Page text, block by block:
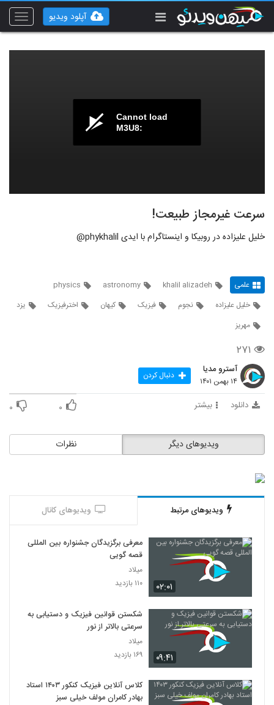
Toggle
آپلود ویدیو
Cannot load
M3U8:
سرعت غیرمجاز طبیعت!
خلیل علیزاده در روبیکا و اینستاگرام با ایدی phykhalil@
علمی khalil alizadeh
astronomy
physics
خلیل علیزاده
نجوم فیزیک کیهان اخترفیزیک
یزد
مهریز
۲۷۱
آسترو مدیا
۱۴ بهمن ۱۴۰۱ دنبال کردن
دانلود بیشتر ۰ ۰
نظرات ویدیوهای دیگر
ویدیوهای مرتبط ویدیوهای کانال
۰۲:۰۱
معرفی برگزیدگان جشنواره بین المللی
قصه گویی
میلاد
۱۱۰ بازدید
۰۹:۴۱
شکستن قوانین فیزیک و دستیابی به
سرعتی بالاتر از نور
میلاد
۱۶۹ بازدید
کلاس آنلاین فیزیک کنکور ۱۴۰۳ استاد
بهادر کامران مولف خیلی سبز